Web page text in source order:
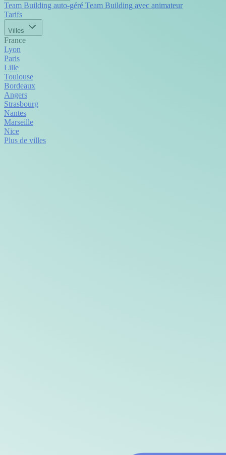
Team Building auto-géré Team Building avec animateur
Tarifs
Villes
France
Lyon
Paris
Lille
Toulouse
Bordeaux
Angers
Strasbourg
Nantes
Marseille
Nice
Plus de villes